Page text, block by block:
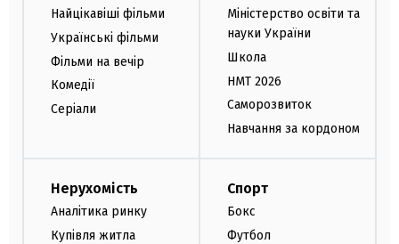
Найцікавіші фільми
Українські фільми
Фільми на вечір
Комедії
Серіали
Міністерство освіти та
науки України
Школа
НМТ 2026
Саморозвиток
Навчання за кордоном
Нерухомість
Аналітика ринку
Купівля житла
Спорт
Бокс
Футбол